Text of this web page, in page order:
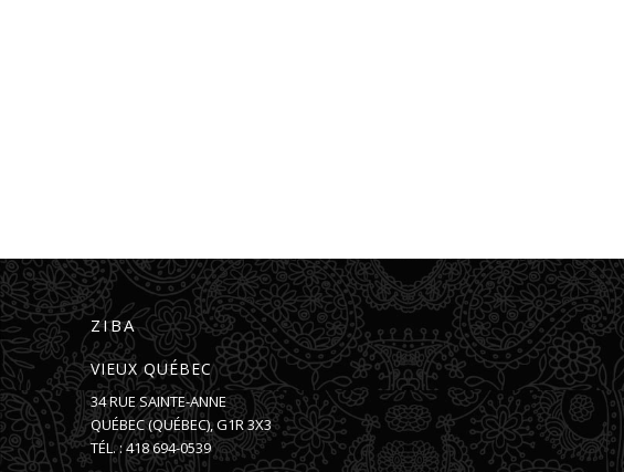
ZIBA
VIEUX QUÉBEC
34 RUE SAINTE-ANNE
QUÉBEC(QUÉBEC),G1R 3X3
TÉL. :418 694-0539